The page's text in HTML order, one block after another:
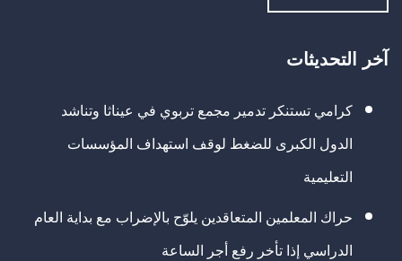
آخر التحديثات
كرامي تستنكر تدمير مجمع تربوي في عيناثا وتناشد
الدول الكبرى للضغط لوقف استهداف المؤسسات
التعليمية
حراك المعلمين المتعاقدين يلوّح بالإضراب مع بداية العام
الدراسي إذا تأخر رفع أجر الساعة